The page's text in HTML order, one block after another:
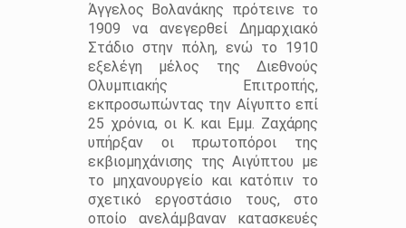
Άγγελος Βολανάκης πρότεινε το
1909 να ανεγερθεί Δημαρχιακό
Στάδιο στην πόλη, ενώ το 1910
εξελέγη μέλος της Διεθνούς
Ολυμπιακής Επιτροπής,
εκπροσωπώντας την Αίγυπτο επί
25 χρόνια, οι Κ. και Εμμ. Ζαχάρης
υπήρξαν οι πρωτοπόροι της
εκβιομηχάνισης της Αιγύπτου με
το μηχανουργείο και κατόπιν το
σχετικό εργοστάσιο τους, στο
οποίο ανελάμβαναν κατασκευές